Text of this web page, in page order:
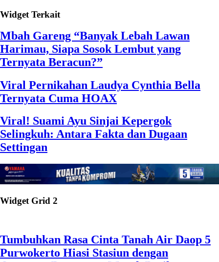
Widget Terkait
Mbah Gareng “Banyak Lebah Lawan
Harimau, Siapa Sosok Lembut yang
Ternyata Beracun?”
Viral Pernikahan Laudya Cynthia Bella
Ternyata Cuma HOAX
Viral! Suami Ayu Sinjai Kepergok
Selingkuh: Antara Fakta dan Dugaan
Settingan
Widget Grid 2
Tumbuhkan Rasa Cinta Tanah Air Daop 5
Purwokerto Hiasi Stasiun dengan